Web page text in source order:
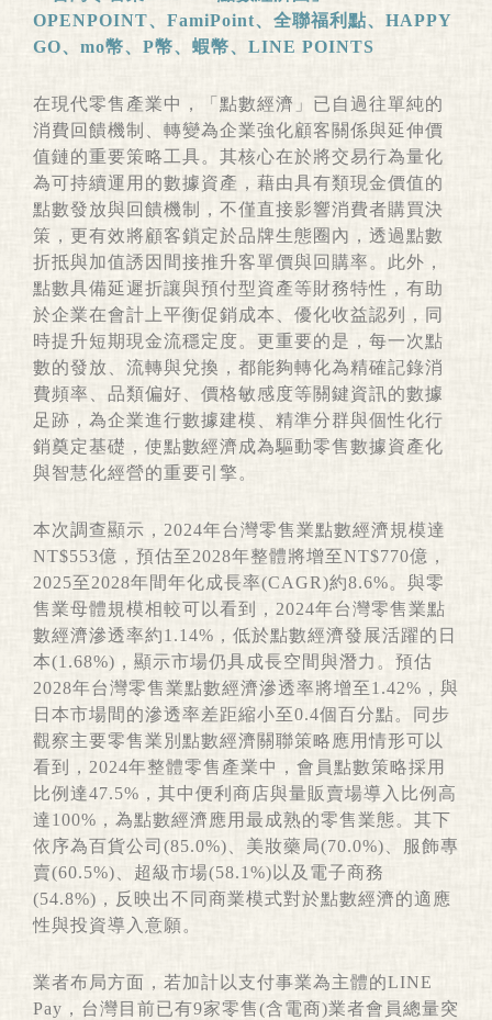
OPENPOINT、 FamiPoint、全聯福利點、 HAPPY
GO、 mo幣、 P幣、蝦幣、 LINE POINTS
在現代零售產業中，「點數經濟」已自過往單純的
消費回饋機制、轉變為企業強化顧客關係與延伸價
值鏈的重要策略工具。其核心在於將交易行為量化
為可持續運用的數據資產，藉由具有類現金價值的
點數發放與回饋機制，不僅直接影響消費者購買決
策，更有效將顧客鎖定於品牌生態圈內，透過點數
折抵與加值誘因間接推升客單價與回購率。此外，
點數具備延遲折讓與預付型資產等財務特性，有助
於企業在會計上平衡促銷成本、優化收益認列，同
時提升短期現金流穩定度。更重要的是，每一次點
數的發放、流轉與兌換，都能夠轉化為精確記錄消
費頻率、品類偏好、價格敏感度等關鍵資訊的數據
足跡，為企業進行數據建模、精準分群與個性化行
銷奠定基礎，使點數經濟成為驅動零售數據資產化
與智慧化經營的重要引擎。
本次調查顯示，2024年台灣零售業點數經濟規模達
NT$553億，預估至2028年整體將增至NT$770億，
2025至2028年間年化成長率(CAGR)約8.6%。與零
售業母體規模相較可以看到，2024年台灣零售業點
數經濟滲透率約1.14%，低於點數經濟發展活躍的日
本(1.68%)，顯示市場仍具成長空間與潛力。預估
2028年台灣零售業點數經濟滲透率將增至1.42%，與
日本市場間的滲透率差距縮小至0.4個百分點。同步
觀察主要零售業別點數經濟關聯策略應用情形可以
看到，2024年整體零售產業中，會員點數策略採用
比例達47.5%，其中便利商店與量販賣場導入比例高
達100%，為點數經濟應用最成熟的零售業態。其下
依序為百貨公司(85.0%)、美妝藥局(70.0%)、服飾專
賣(60.5%)、超級市場(58.1%)以及電子商務
(54.8%)，反映出不同商業模式對於點數經濟的適應
性與投資導入意願。
業者布局方面，若加計以支付事業為主體的LINE
Pay，台灣目前已有9家零售(含電商)業者會員總量突